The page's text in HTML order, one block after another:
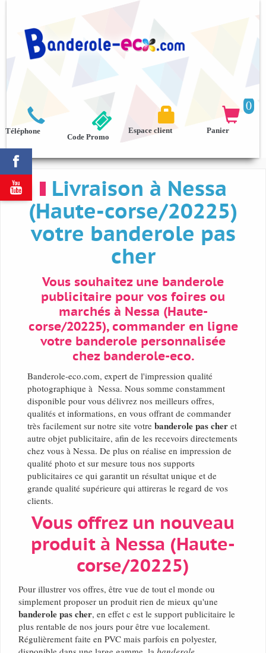



Téléphone
0

Panier

Espace client
Code Promo
Livraison à Nessa
(Haute-corse/20225)
votre banderole pas
cher
Vous souhaitez une banderole
publicitaire pour vos foires ou
marchés à Nessa (Haute-
corse/20225), commander en ligne
votre banderole personnalisée
chez banderole-eco.
Banderole-eco.com, expert de l'impression qualité
photographique à Nessa. Nous somme constamment
disponible pour vous délivrez nos meilleurs offres,
qualités et informations, en vous offrant de commander
très facilement sur notre site votre banderole pas cher et
autre objet publicitaire, afin de les recevoirs directements
chez vous à Nessa. De plus on réalise en impression de
qualité photo et sur mesure tous nos supports
publicitaires ce qui garantit un résultat unique et de
grande qualité supérieure qui attireras le regard de vos
clients.
Vous offrez un nouveau
produit à Nessa (Haute-
corse/20225)
Pour illustrer vos offres, être vue de tout el monde ou
simplement proposer un produit rien de mieux qu'une
banderole pas cher, en effet c est le support publicitaire le
plus rentable de nos jours pour être vue localement.
Régulièrement faite en PVC mais parfois en polyester,